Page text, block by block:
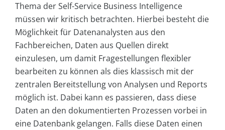
Thema der Self-Service Business Intelligence
müssen wir kritisch betrachten. Hierbei besteht die
Möglichkeit für Datenanalysten aus den
Fachbereichen, Daten aus Quellen direkt
einzulesen, um damit Fragestellungen flexibler
bearbeiten zu können als dies klassisch mit der
zentralen Bereitstellung von Analysen und Reports
möglich ist. Dabei kann es passieren, dass diese
Daten an den dokumentierten Prozessen vorbei in
eine Datenbank gelangen. Falls diese Daten einen